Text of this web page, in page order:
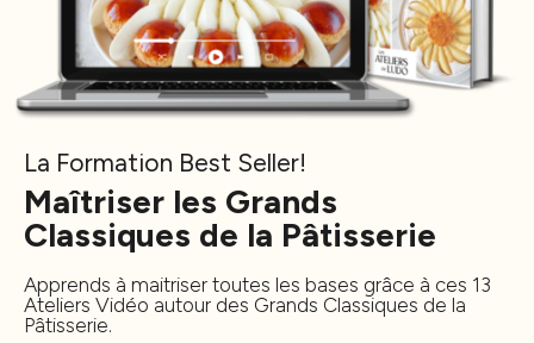
La Formation Best Seller!
Maîtriser les Grands
Classiques de la Pâtisserie
Apprends à maitriser toutes les bases grâce à ces 13
Ateliers Vidéo autour des Grands Classiques de la
Pâtisserie.